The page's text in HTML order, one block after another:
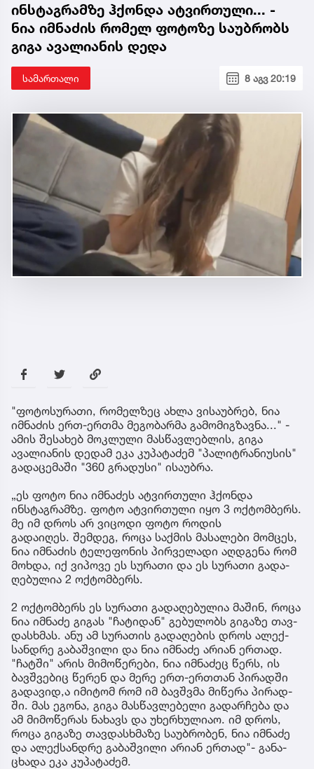
ინსტაგრამზე ჰქონდა ატვირთული... -
ნია იმნაძის რომელ ფოტოზე საუბრობს
გიგა ავალიანის დედა
სამართალი 8 აგვ 20:19
"ფოტოსურათი, რომელზეც ახლა ვისაუბრებ, ნია
იმნაძის ერთ-ერთმა მეგობარმა გამომიგზავნა..." -
ამის შესახებ მოკლული მასწავლებლის, გიგა
ავალიანის დედამ ეკა კუპატაძემ "პალიტრანიუსის"
გადაცემაში "360 გრადუსი" ისაუბრა.
„ეს ფოტო ნია იმნაძეს ატვირთული ჰქონდა
ინსტაგრამზე. ფოტო ატვირთული იყო 3 ოქტომბერს.
მე იმ დროს არ ვიცოდი ფოტო როდის
გადაიღეს. შემ­დეგ, როცა საქ­მის მა­სა­ლე­ბი მომ­ცეს,
ნია იმ­ნა­ძის ტე­ლე­ფო­ნის პირ­ვე­ლა­დი აღ­დგე­ნა რომ
მოხ­და, იქ ვი­პო­ვე ეს სუ­რა­თი და ეს სუ­რა­თი გა­და­
ღე­ბუ­ლია 2 ოქ­ტომ­ბერს.
2 ოქ­ტომ­ბერს ეს სუ­რა­თი გა­და­ღე­ბუ­ლია მა­შინ, როცა
ნია იმ­ნა­ძე გი­გას "ჩა­ტი­დან" გე­ბუ­ლობს გი­გა­ზე თავ­
დას­ხმას. ანუ ამ სუ­რა­თის გა­და­ღე­ბის დროს ალექ­
სან­დრე გა­ბაშ­ვი­ლი და ნია იმ­ნა­ძე არი­ან ერ­თად.
"ჩატ­ში" არის მი­მო­წე­რე­ბი, ნია იმ­ნა­ძეც წერს, ის
ბავ­შვე­ბიც წე­რენ და მერე ერთ-ერ­თთან პი­რად­ში
გა­და­ვი­დ,ა იმი­ტომ რომ იმ ბავ­შვმა მი­წე­რა პი­რად­
ში. მას ეგო­ნა, გიგა მას­წავ­ლე­ბე­ლი გა­დარ­ჩე­ბა და
ამ მი­მო­წე­რას ნა­ხავს და უხერ­ხუ­ლი­აო. იმ დროს,
როცა გი­გა­ზე თავ­დას­ხმა­ზე სა­უბ­რო­ბენ, ნია იმ­ნა­ძე
და ალექ­სან­დრე გა­ბაშ­ვი­ლი არი­ან ერ­თად"- გა­ნა­
ცხა­და ეკა კუ­პა­ტა­ძემ.